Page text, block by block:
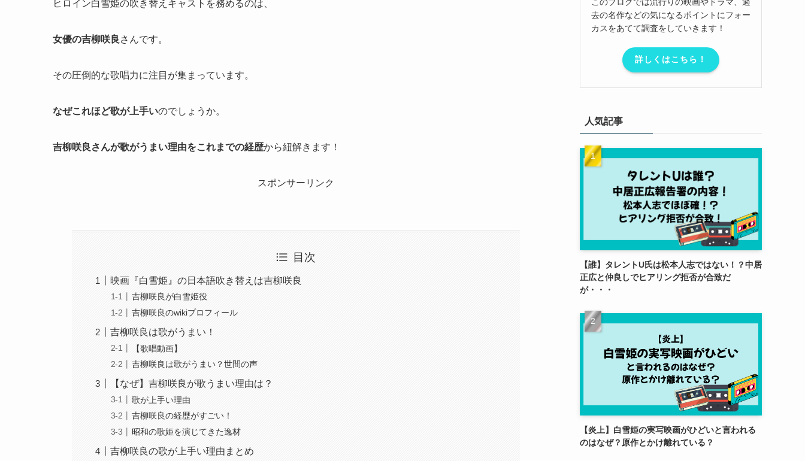
ヒロイン白雪姫の吹き替えキャストを務めるのは、
女優の吉柳咲良 さんです。
その圧倒的な歌唱力に注目が集まっています。
なぜこれほど歌が上手いのでしょうか。
吉柳咲良さんが歌がうまい理由をこれまでの経歴から紐解きます！
スポンサーリンク
目次
映画『白雪姫』の日本語吹き替えは吉柳咲良
吉柳咲良が白雪姫役
吉柳咲良のwikiプロフィール
吉柳咲良は歌がうまい！
【歌唱動画】
吉柳咲良は歌がうまい？世間の声
【なぜ】吉柳咲良が歌うまい理由は？
歌が上手い理由
吉柳咲良の経歴がすごい！
昭和の歌姫を演じてきた逸材
吉柳咲良の歌が上手い理由まとめ
去の名作などの気になるポイントにフォー
カスをあてて調査をしていきます！
詳しくはこちら！
人気記事
【誰】タレントU氏は松本人志ではない！？中居
正広と仲良しでヒアリング拒否が合致だ
が・・・
【炎上】白雪姫の実写映画がひどいと言われる
のはなぜ？原作とかけ離れている？